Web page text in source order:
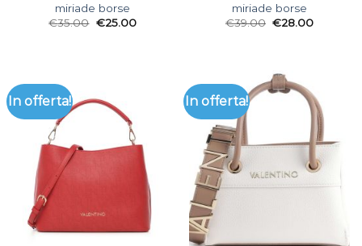
miriade borse
€35.00 €25.00
miriade borse
€39.00 €28.00
In offerta! In offerta!